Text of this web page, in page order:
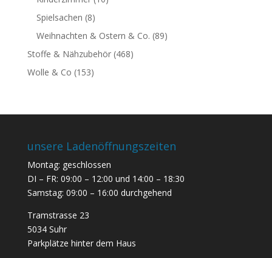
Spielsachen (8)
Weihnachten & Ostern & Co. (89)
Stoffe & Nähzubehör (468)
Wolle & Co (153)
unsere Ladenöffnungszeiten
Montag: geschlossen
DI – FR: 09:00 – 12:00 und 14:00 – 18:30
Samstag: 09:00 – 16:00 durchgehend
Tramstrasse 23
5034 Suhr
Parkplätze hinter dem Haus